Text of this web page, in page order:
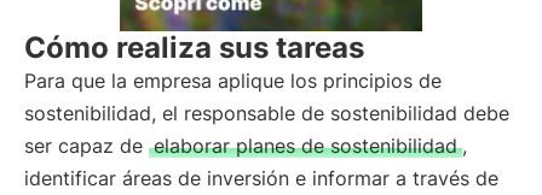
Cómo realiza sus tareas
Para que la empresa aplique los principios de
sostenibilidad, el responsable de sostenibilidad debe
ser capaz de elaborar planes de sostenibilidad ,
identificar áreas de inversión e informar a través de